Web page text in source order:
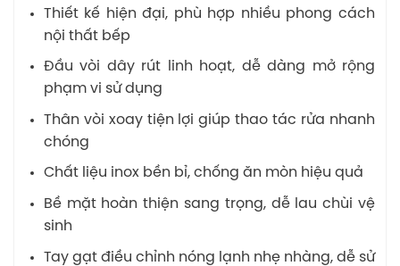
Thiết kế hiện đại, phù hợp nhiều phong cách
nội thất bếp
Đầu vòi dây rút linh hoạt, dễ dàng mở rộng
phạm vi sử dụng
Thân vòi xoay tiện lợi giúp thao tác rửa nhanh
chóng
Chất liệu inox bền bỉ, chống ăn mòn hiệu quả
Bề mặt hoàn thiện sang trọng, dễ lau chùi vệ
sinh
Tay gạt điều chỉnh nóng lạnh nhẹ nhàng, dễ sử